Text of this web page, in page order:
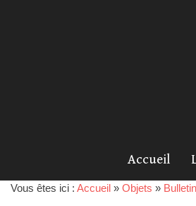
Accueil
Vous êtes ici : Accueil » Objets »